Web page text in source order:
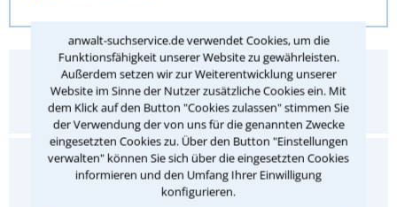
anwalt-suchservice.de verwendet Cookies, um die
Funktionsfähigkeit unserer Website zu gewährleisten.
Außerdem setzen wir zur Weiterentwicklung unserer
Website im Sinne der Nutzer zusätzliche Cookies ein. Mit
dem Klick auf den Button "Cookies zulassen" stimmen Sie
der Verwendung der von uns für die genannten Zwecke
eingesetzten Cookies zu. Über den Button "Einstellungen
verwalten" können Sie sich über die eingesetzten Cookies
informieren und den Umfang Ihrer Einwilligung
konfigurieren.
Hat Ihnen dieser Rechtstipp geholfen?
Ja
Nein
Gefällt Ihnen dieser Rechtstipp?
Ihre Bewertung: